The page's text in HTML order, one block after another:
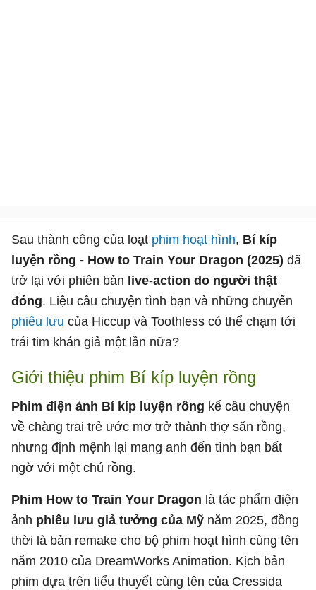
Sau thành công của loạt phim hoạt hình, Bí kíp
luyện rồng - How to Train Your Dragon (2025) đã
trở lại với phiên bản live-action do người thật
đóng. Liệu câu chuyện tình bạn và những chuyến
phiêu lưu của Hiccup và Toothless có thể chạm tới
trái tim khán giả một lần nữa?
Giới thiệu phim Bí kíp luyện rồng
Phim điện ảnh Bí kíp luyện rồng kể câu chuyện
về chàng trai trẻ ước mơ trở thành thợ săn rồng,
nhưng định mệnh lại mang anh đến tình bạn bất
ngờ với một chú rồng.
Phim How to Train Your Dragon là tác phẩm điện
ảnh phiêu lưu giả tưởng của Mỹ năm 2025, đồng
thời là bản remake cho bộ phim hoạt hình cùng tên
năm 2010 của DreamWorks Animation. Kịch bản
phim dựa trên tiểu thuyết cùng tên của Cressida